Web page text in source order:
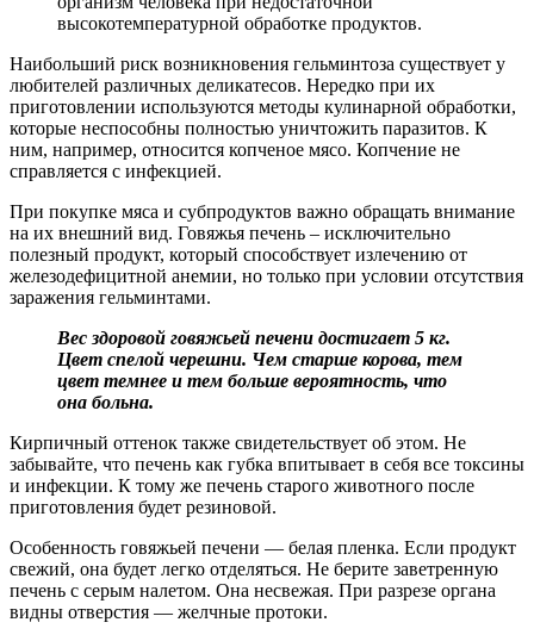
высокотемпературной обработке продуктов.
Наибольший риск возникновения гельминтоза существует у
любителей различных деликатесов. Нередко при их
приготовлении используются методы кулинарной обработки,
которые неспособны полностью уничтожить паразитов. К
ним, например, относится копченое мясо. Копчение не
справляется с инфекцией.
При покупке мяса и субпродуктов важно обращать внимание
на их внешний вид. Говяжья печень – исключительно
полезный продукт, который способствует излечению от
железодефицитной анемии, но только при условии отсутствия
заражения гельминтами.
Вес здоровой говяжьей печени достигает 5 кг.
Цвет спелой черешни. Чем старше корова, тем
цвет темнее и тем больше вероятность, что
она больна.
Кирпичный оттенок также свидетельствует об этом. Не
забывайте, что печень как губка впитывает в себя все токсины
и инфекции. К тому же печень старого животного после
приготовления будет резиновой.
Особенность говяжьей печени — белая пленка. Если продукт
свежий, она будет легко отделяться. Не берите заветренную
печень с серым налетом. Она несвежая. При разрезе органа
видны отверстия — желчные протоки.